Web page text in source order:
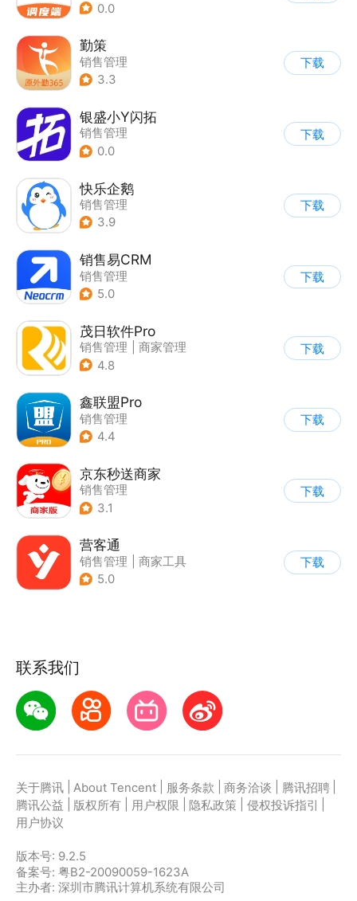
0.0
勤策
销售管理
3.3
下载
银盛小Y闪拓
销售管理
0.0
下载
快乐企鹅
销售管理
3.9
下载
销售易CRM
销售管理
5.0
下载
茂日软件Pro
销售管理
商家管理
4.8
下载
鑫联盟Pro
销售管理
4.4
下载
京东秒送商家
销售管理
3.1
下载
营客通
销售管理
商家工具
5.0
下载
联系我们
关于腾讯 About Tencent 服务条款 商务洽谈 腾讯招聘
腾讯公益
版权所有 用户权限 隐私政策 侵权投诉指引
用户协议
版本号: 9.2.5
备案号: 粤B2-20090059-1623A
主办者: 深圳市腾讯计算机系统有限公司